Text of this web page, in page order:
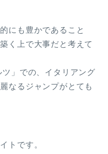
にも豊かであること
く上で大事だと考えて
」での、イタリアング
なるジャンプがとても
トです。